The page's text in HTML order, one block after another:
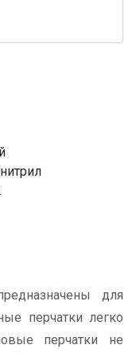
для
перчатки легко
перчатки не